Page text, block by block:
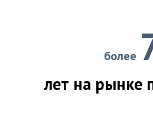
более
лет на рынке